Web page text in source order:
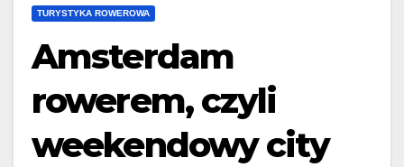
TURYSTYKA ROWEROWA
Amsterdam
rowerem, czyli
weekendowy city